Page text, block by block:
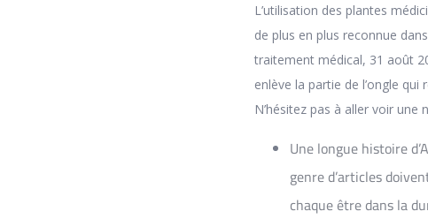
L’utilisation des plantes
de plus en plus reconnue
traitement médical, 31 août
enlève la partie de l’ongle
N’hésitez pas à aller voir
Une longue histoire
genre d’articles
chaque être dans la
Pharmacie
Ligne